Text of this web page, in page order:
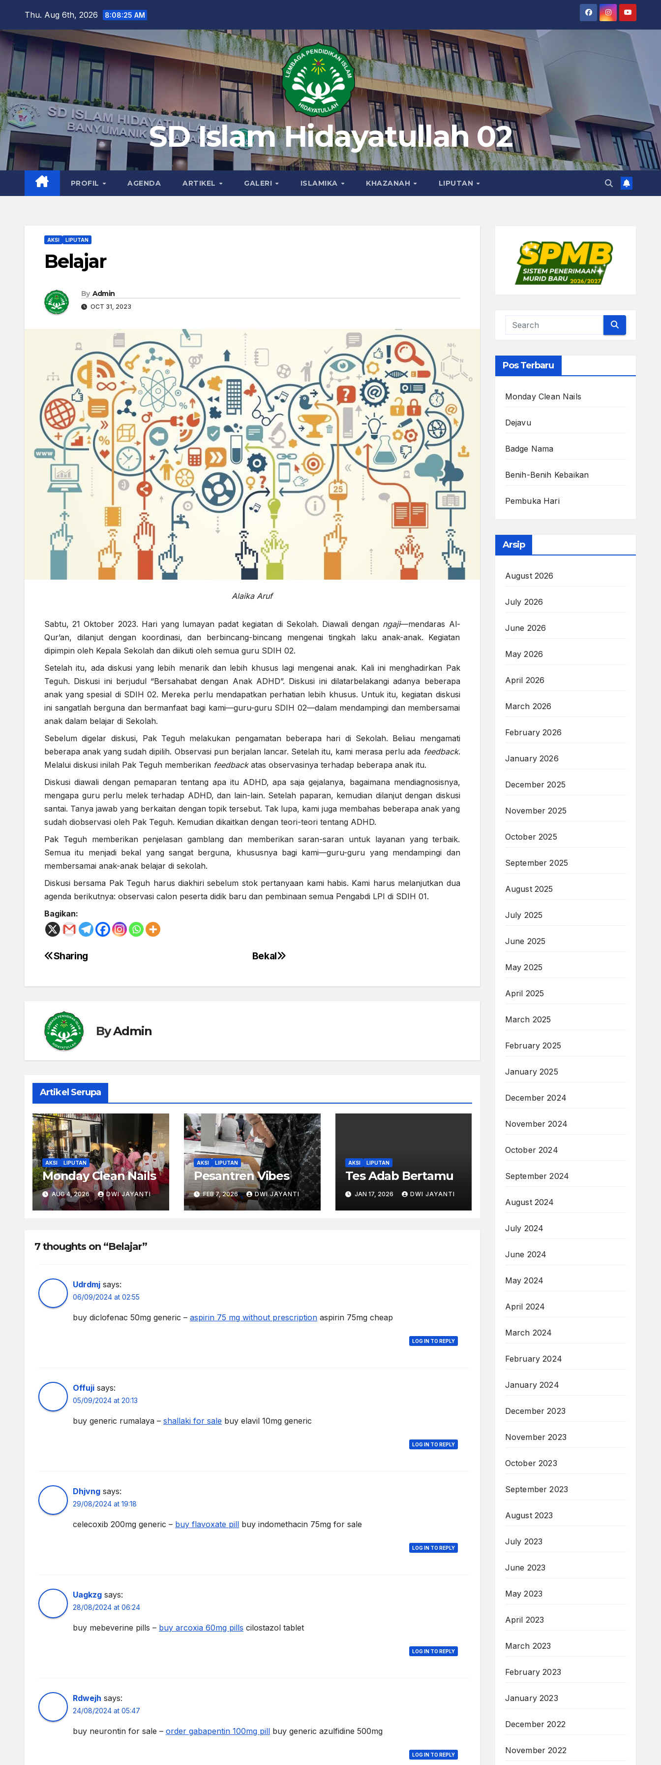
content
Thu. Aug 6th, 2026 8:08:26 AM
SD Islam Hidayatullah 02
PROFIL AGENDA ARTIKEL GALERI ISLAMIKA KHAZANAH LIPUTAN
AKSI LIPUTAN
Belajar
By Admin
OCT 31, 2023
Alaika Aruf
Sabtu, 21 Oktober 2023. Hari yang lumayan padat kegiatan di Sekolah. Diawali dengan ngaji—mendaras Al-
Qur’an, dilanjut dengan koordinasi, dan berbincang-bincang mengenai tingkah laku anak-anak. Kegiatan
dipimpin oleh Kepala Sekolah dan diikuti oleh semua guru SDIH 02.
Setelah itu, ada diskusi yang lebih menarik dan lebih khusus lagi mengenai anak. Kali ini menghadirkan Pak
Teguh. Diskusi ini berjudul “Bersahabat dengan Anak ADHD”. Diskusi ini dilatarbelakangi adanya beberapa
anak yang spesial di SDIH 02. Mereka perlu mendapatkan perhatian lebih khusus. Untuk itu, kegiatan diskusi
ini sangatlah berguna dan bermanfaat bagi kami—guru-guru SDIH 02—dalam mendampingi dan membersamai
anak dalam belajar di Sekolah.
Sebelum digelar diskusi, Pak Teguh melakukan pengamatan beberapa hari di Sekolah. Beliau mengamati
beberapa anak yang sudah dipilih. Observasi pun berjalan lancar. Setelah itu, kami merasa perlu ada feedback.
Melalui diskusi inilah Pak Teguh memberikan feedbackatas observasinya terhadap beberapa anak itu.
Diskusi diawali dengan pemaparan tentang apa itu ADHD, apa saja gejalanya, bagaimana mendiagnosisnya,
mengapa guru perlu melek terhadap ADHD, dan lain-lain. Setelah paparan, kemudian dilanjut dengan diskusi
santai. Tanya jawab yang berkaitan dengan topik tersebut. Tak lupa, kami juga membahas beberapa anak yang
sudah diobservasi oleh Pak Teguh. Kemudian dikaitkan dengan teori-teori tentang ADHD.
Pak Teguh memberikan penjelasan gamblang dan memberikan saran-saran untuk layanan yang terbaik.
Semua itu menjadi bekal yang sangat berguna, khususnya bagi kami—guru-guru yang mendampingi dan
membersamai anak-anak belajar di sekolah.
Diskusi bersama Pak Teguh harus diakhiri sebelum stok pertanyaan kami habis. Kami harus melanjutkan dua
agenda berikutnya: observasi calon peserta didik baru dan pembinaan semua Pengabdi LPI di SDIH 01.
Bagikan:
Post
Bekal
Sharing
ByAdmin
Artikel Serupa
AKSI LIPUTAN
Monday Clean Nails
AUG 4, 2026 DWI JAYANTI
AKSI LIPUTAN
Pesantren Vibes
FEB 7, 2026 DWI JAYANTI
AKSI LIPUTAN
Tes Adab Bertamu
JAN 17, 2026 DWI JAYANTI
7 thoughts on “Belajar”
Udrdmj says:
06/09/2024 at 02:55
buy diclofenac 50mg generic – aspirin 75 mg without prescription aspirin 75mg cheap
LOG IN TO REPLY
Offuji says:
05/09/2024 at 20:13
buy generic rumalaya – shallaki for sale buy elavil 10mg generic
LOG IN TO REPLY
Dhjvng says:
29/08/2024 at 19:18
celecoxib 200mg generic – buy flavoxate pill buy indomethacin 75mg for sale
LOG IN TO REPLY
Uagkzg says:
28/08/2024 at 06:24
buy mebeverine pills – buy arcoxia 60mg pills cilostazol tablet
LOG IN TO REPLY
Rdwejh says:
24/08/2024 at 05:47
buy neurontin for sale – order gabapentin 100mg pill buy generic azulfidine 500mg
LOG IN TO REPLY
Pos Terbaru
Monday Clean Nails
Dejavu
Badge Nama
Benih-Benih Kebaikan
Pembuka Hari
Arsip
August 2026
July 2026
June 2026
May 2026
April 2026
March 2026
February 2026
January 2026
December 2025
November 2025
October 2025
September 2025
August 2025
July 2025
June 2025
May 2025
April 2025
March 2025
February 2025
January 2025
December 2024
November 2024
October 2024
September 2024
August 2024
July 2024
June 2024
May 2024
April 2024
March 2024
February 2024
January 2024
December 2023
November 2023
October 2023
September 2023
August 2023
July 2023
June 2023
May 2023
April 2023
March 2023
February 2023
January 2023
December 2022
November 2022